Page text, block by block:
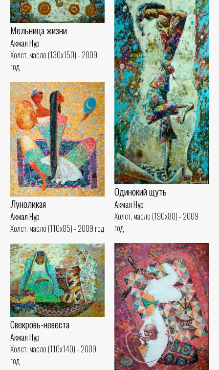
Мельница жизни
Акмал Нур
Холст, масло (130x150) - 2009
год
Одинокий щуть
Акмал Нур
Холст, масло (190x80) - 2009
год
Луноликая
Акмал Нур
Холст, масло (110x85) - 2009 год
Свекровь-невеста
Акмал Нур
Холст, масло (110x140) - 2009
год